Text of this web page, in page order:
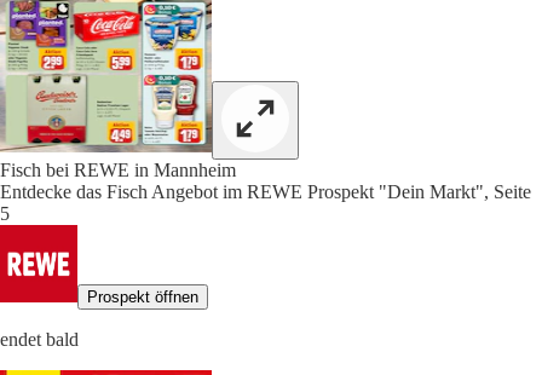
Fisch bei REWE in Mannheim
Entdecke das Fisch Angebot im REWE Prospekt "Dein Markt", Seite
5
Prospekt öffnen
endet bald